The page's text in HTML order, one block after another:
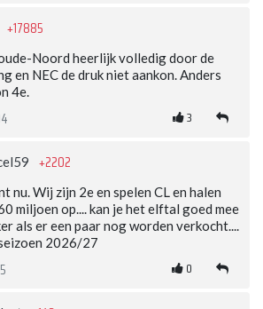
+17885
Noord heerlijk volledig door de
en NEC de druk niet aankon. Anders
4e.
3
+2202
nu. Wij zijn 2e en spelen CL en halen
miljoen op.... kan je het elftal goed mee
als er een paar nog worden verkocht....
2026/27
0